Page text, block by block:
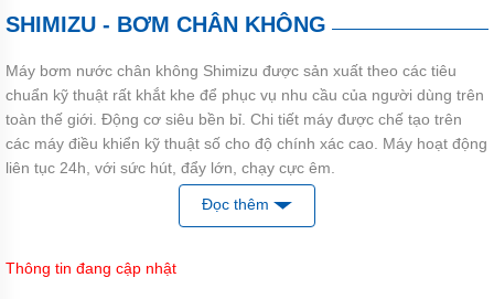
phun
Bơm
tăng
áp
tần
tử
SHIMIZU - BƠM CHÂN KHÔNG
Máy bơm nước chân không Shimizu được sản xuất theo các tiêu
chuẩn kỹ thuật rất khắt khe để phục vụ nhu cầu của người dùng trên
toàn thế giới. Động cơ siêu bền bỉ. Chi tiết máy được chế tạo trên
các máy điều khiển kỹ thuật số cho độ chính xác cao. Máy hoạt động
liên tục 24h, với sức hút, đẩy lớn, chạy cực êm.
Trục máy bằng thép không gỉ, chống mài mòn, duy trì bền bỉ
Buồng bơm bọc đồng, giúp bánh công tác không bị gỉ sét
Rơ le nhiệt bảo vệ động cơ, cùng 3 cánh quạt làm mát mô tơ,
Đọc thêm
Thông tin đang cập nhật